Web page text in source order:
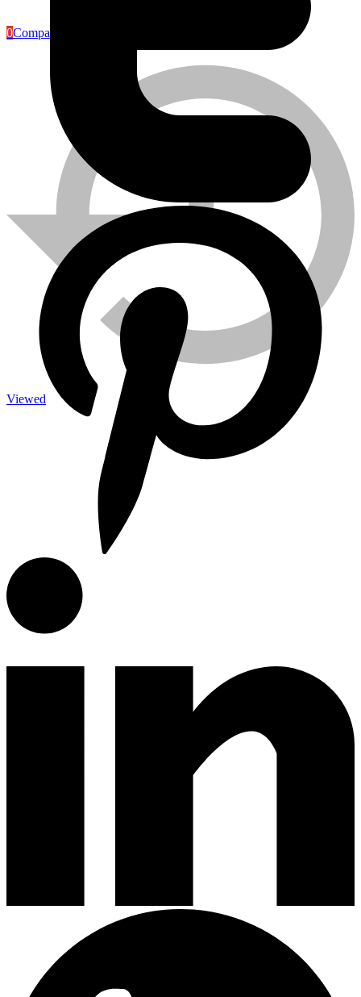
Caméra de surveillance
Traitement de l’eau
Caméra de surveillance
0Compare
Viewed